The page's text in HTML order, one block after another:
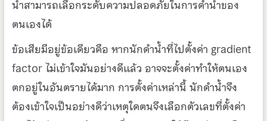
น้ำสามารถเลือกระดับความปลอดภัยในการดำน้ำของ
ตนเองได้
ข้อเสียมีอยู่ข้อเดียวคือ หากนักดำน้ำที่ไปตั้งค่า gradient
factor ไม่เข้าใจมันอย่างดีแล้ว อาจจะตั้งค่าทำให้ตนเอง
ตกอยู่ในอันตรายได้มาก การตั้งค่าเหล่านี้ นักดำน้ำจึง
ต้องเข้าใจเป็นอย่างดีว่าเหตุใดตนจึงเลือกตัวเลขที่ตั้งค่า